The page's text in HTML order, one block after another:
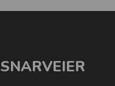
Linjemarkering
SNARVEIER